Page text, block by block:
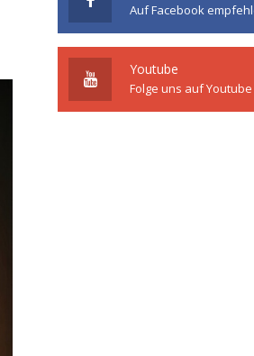
Auf Facebook
Youtube
Folge uns auf Youtube